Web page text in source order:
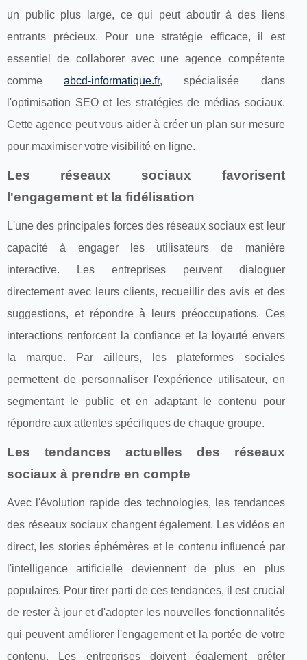
un public plus large, ce qui peut aboutir à des liens
entrants précieux. Pour une stratégie efficace, il est
essentiel de collaborer avec une agence compétente
commeabcd-informatique.fr, spécialisée dans
l'optimisation SEO et les stratégies de médias sociaux.
Cette agence peut vous aider à créer un plan sur mesure
pour maximiser votre visibilité en ligne.
Les réseaux sociaux favorisent
l'engagement et la fidélisation
L'une des principales forces des réseaux sociaux est leur
capacité à engager les utilisateurs de manière
interactive. Les entreprises peuvent dialoguer
directement avec leurs clients, recueillir des avis et des
suggestions, et répondre à leurs préoccupations. Ces
interactions renforcent la confiance et la loyauté envers
la marque. Par ailleurs, les plateformes sociales
permettent de personnaliser l'expérience utilisateur, en
segmentant le public et en adaptant le contenu pour
répondre aux attentes spécifiques de chaque groupe.
Les tendances actuelles des réseaux
sociaux à prendre en compte
Avec l'évolution rapide des technologies, les tendances
des réseaux sociaux changent également. Les vidéos en
direct, les stories éphémères et le contenu influencé par
l'intelligence artificielle deviennent de plus en plus
populaires. Pour tirer parti de ces tendances, il est crucial
de rester à jour et d'adopter les nouvelles fonctionnalités
qui peuvent améliorer l'engagement et la portée de votre
contenu. Les entreprises doivent également prêter